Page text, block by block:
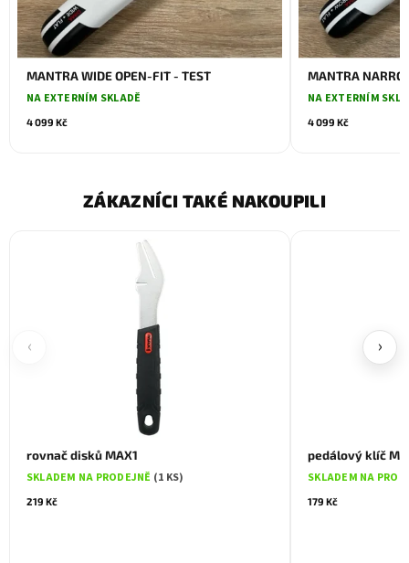
MANTRA WIDE OPEN-FIT - TEST
NA EXTERNÍM SKLADĚ
4 099 Kč
MANTRA
NA EXTERNÍM
4 099 Kč
ZÁKAZNÍCI TAKÉ NAKOUPILI
‹
rovnač disků MAX1
SKLADEM NA PRODEJNĚ (1 KS)
219 Kč
pedálový klíč
SKLADEM NA
179 Kč
›